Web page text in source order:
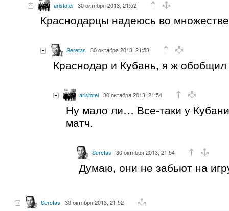
aristotel 30 октября 2013, 21:52
Краснодарцы надеюсь во
Seretas 30 октября 2013, 21:53
Краснодар и Кубань, я ж обобщил
aristotel 30 октября 2013, 21:54
Ну мало ли… Все-таки у
матч.
Seretas 30 октября 2013, 21:54
Думаю, они не забьют на
Seretas 30 октября 2013, 21:52